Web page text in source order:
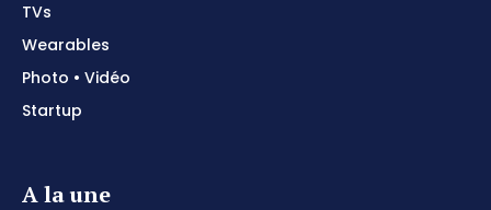
TVs
Wearables
Photo • Vidéo
Startup
A la une